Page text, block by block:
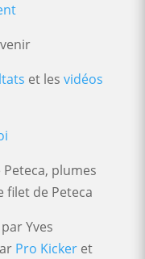
et les vidéos
plumes
filet de Peteca
Yves
Pro Kickeret